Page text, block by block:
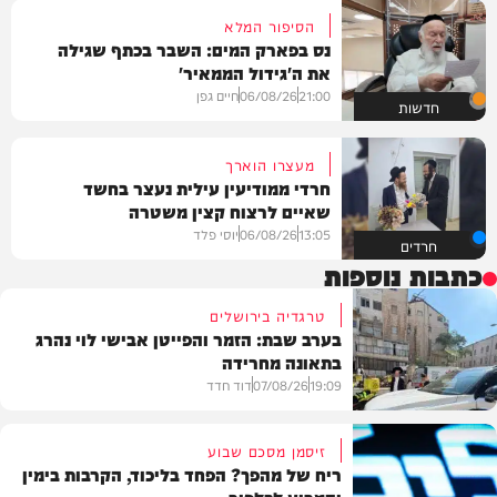
חדשות
הסיפור המלא
נס בפארק המים: השבר בכתף שגילה
את ה'גידול הממאיר'
21:00
06/08/26חיים גפן
חרדים
מעצרו הוארך
חרדי ממודיעין עילית נעצר בחשד
שאיים לרצוח קצין משטרה
13:05
06/08/26יוסי פלד
כתבות נוספות
טרגדיה בירושלים
בערב שבת: הזמר והפייטן אבישי לוי נהרג
בתאונה מחרידה
19:09
07/08/26דוד חדד
זיסמן מסכם שבוע
ריח של מהפך? הפחד בליכוד, הקרבות בימין